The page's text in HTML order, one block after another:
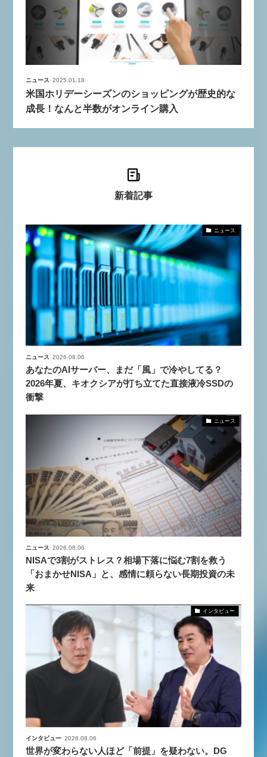
ニュース 2025.01.18
米国ホリデーシーズンのショッピングが歴史的な
成長！なんと半数がオンライン購入
新着記事
ニュース
ニュース 2026.08.06
あなたのAIサーバー、まだ「風」で冷やしてる？
2026年夏、キオクシアが打ち立てた直接液冷SSDの
衝撃
ニュース
ニュース 2026.08.06
NISAで3割がストレス？相場下落に悩む7割を救う
「おまかせNISA」と、感情に頼らない長期投資の未
来
インタビュー
インタビュー 2026.08.06
世界が変わらない人ほど「前提」を疑わない。DG